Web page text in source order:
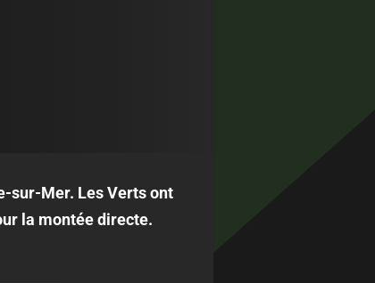
sur-Mer. Les Verts ont
la montée directe.